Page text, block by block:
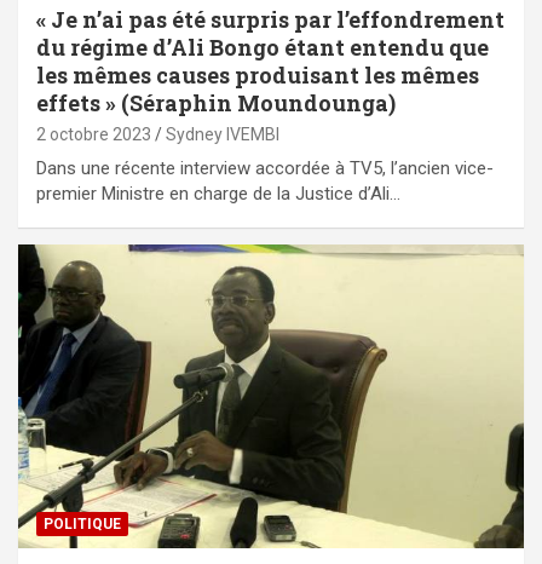
« Je n’ai pas été surpris par l’effondrement
du régime d’Ali Bongo étant entendu que
les mêmes causes produisant les mêmes
effets » (Séraphin Moundounga)
2 octobre 2023 Sydney IVEMBI
Dans une récente interview accordée à TV5, l’ancien vice-
premier Ministre en charge de la Justice d’Ali…
POLITIQUE